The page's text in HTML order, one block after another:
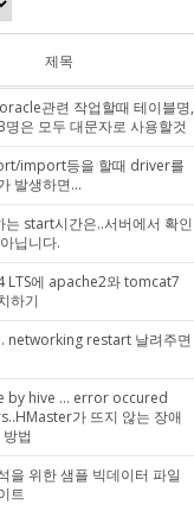
제목
관련 작업할때 테이블명,
명은 모두 대문자로 사용할것
import등을 할때 driver를
발생하면...
start시간은..서버에서 확인
닙니다.
LTS에 apache2와 tomcat7
하기
networking restart 날려주면
by hive ... error occured
가 뜨지 않는 장애
법
을 위한 샘플 빅데이터 파일
트